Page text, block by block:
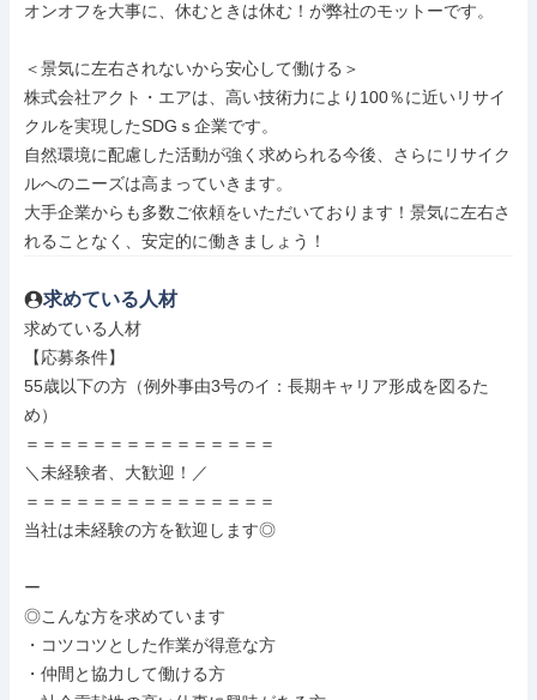
オンオフを大事に、休むときは休む！が弊社のモットーです。
＜景気に左右されないから安心して働ける＞
株式会社アクト・エアは、高い技術力により100％に近いリサイ
クルを実現したSDGｓ企業です。
自然環境に配慮した活動が強く求められる今後、さらにリサイク
ルへのニーズは高まっていきます。
大手企業からも多数ご依頼をいただいております！景気に左右さ
れることなく、安定的に働きましょう！
求めている人材
求めている人材
【応募条件】
55歳以下の方（例外事由3号のイ：長期キャリア形成を図るた
め）
＝＝＝＝＝＝＝＝＝＝＝＝＝＝＝
＼未経験者、大歓迎！／
＝＝＝＝＝＝＝＝＝＝＝＝＝＝＝
当社は未経験の方を歓迎します◎
ー
◎こんな方を求めています
・コツコツとした作業が得意な方
・仲間と協力して働ける方